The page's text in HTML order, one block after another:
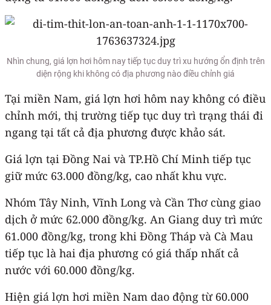
Nhìn chung, giá lợn hơi hôm nay tiếp tục duy trì xu hướng ổn định trên
diện rộng khi không có địa phương nào điều chỉnh giá
Tại miền Nam, giá lợn hơi hôm nay không có điều
chỉnh mới, thị trường tiếp tục duy trì trạng thái đi
ngang tại tất cả địa phương được khảo sát.
Giá lợn tại Đồng Nai và TP.Hồ Chí Minh tiếp tục
giữ mức 63.000 đồng/kg, cao nhất khu vực.
Nhóm Tây Ninh, Vĩnh Long và Cần Thơ cùng giao
dịch ở mức 62.000 đồng/kg. An Giang duy trì mức
61.000 đồng/kg, trong khi Đồng Tháp và Cà Mau
tiếp tục là hai địa phương có giá thấp nhất cả
nước với 60.000 đồng/kg.
Hiện giá lợn hơi miền Nam dao động từ 60.000